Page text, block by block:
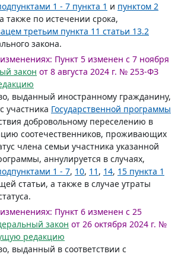
1 - 7 пункта 1 и пунктом 2
также по истечении срока,
третьим пункта 11 статьи 13.2
закона.
Пункт 5 изменен с 7 ноября
закон от 8 августа 2024 г. № 253-ФЗ
выданный иностранному гражданину,
участника Государственной программы
добровольному переселению в
соотечественников, проживающих
члена семьи участника указанной
аннулируется в случаях,
1 - 7, 10, 11 , 14, 15 пункта 1
статьи, а также в случае утраты
Пункт 6 изменен с 25
закон от 26 октября 2024 г. №
редакцию
выданный в соответствии с